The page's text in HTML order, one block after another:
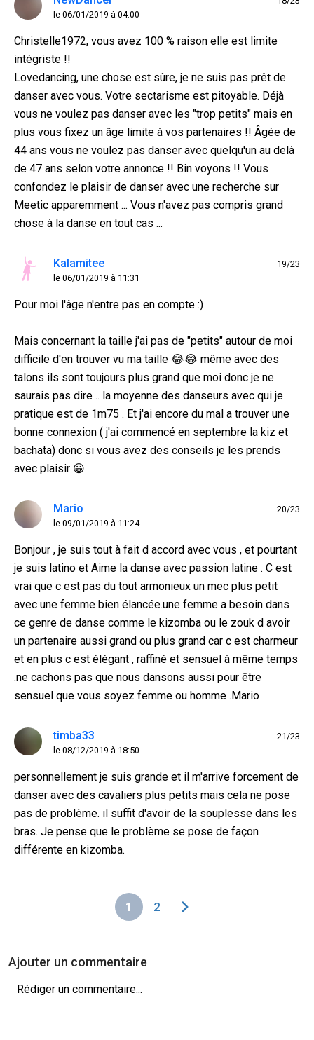
le 06/01/2019 à 04:00
Christelle1972, vous avez 100 % raison elle est limite
intégriste !!
Lovedancing, une chose est sûre, je ne suis pas prêt de
danser avec vous. Votre sectarisme est pitoyable. Déjà
vous ne voulez pas danser avec les "trop petits" mais en
plus vous fixez un âge limite à vos partenaires !! Âgée de
44 ans vous ne voulez pas danser avec quelqu'un au delà
de 47 ans selon votre annonce !! Bin voyons !! Vous
confondez le plaisir de danser avec une recherche sur
Meetic apparemment ... Vous n'avez pas compris grand
chose à la danse en tout cas ...
Kalamitee
le 06/01/2019 à 11:31
19/23
Pour moi l'âge n'entre pas en compte :)
Mais concernant la taille j'ai pas de "petits" autour de moi
difficile d'en trouver vu ma taille 😂😂 même avec des
talons ils sont toujours plus grand que moi donc je ne
saurais pas dire .. la moyenne des danseurs avec qui je
pratique est de 1m75 . Et j'ai encore du mal a trouver une
bonne connexion ( j'ai commencé en septembre la kiz et
bachata) donc si vous avez des conseils je les prends
avec plaisir 😀
Mario
le 09/01/2019 à 11:24
20/23
Bonjour , je suis tout à fait d accord avec vous , et pourtant
je suis latino et Aime la danse avec passion latine . C est
vrai que c est pas du tout armonieux un mec plus petit
avec une femme bien élancée.une femme a besoin dans
ce genre de danse comme le kizomba ou le zouk d avoir
un partenaire aussi grand ou plus grand car c est charmeur
et en plus c est élégant , raffiné et sensuel à même temps
.ne cachons pas que nous dansons aussi pour être
sensuel que vous soyez femme ou homme .Mario
timba33
le 08/12/2019 à 18:50
21/23
personnellement je suis grande et il m'arrive forcement de
danser avec des cavaliers plus petits mais cela ne pose
pas de problème. il suffit d'avoir de la souplesse dans les
bras. Je pense que le problème se pose de façon
différente en kizomba.
1 2
Ajouter un commentaire